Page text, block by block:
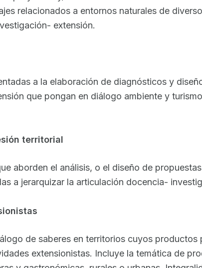
relacionados a entornos naturales de
extensión.
a la elaboración de diagnósticos y
que pongan en diálogo ambiente y
territorial
aborden el análisis, o el diseño de
a jerarquizar la articulación docencia-
de saberes en territorios cuyos
extensionistas. Incluye la temática de